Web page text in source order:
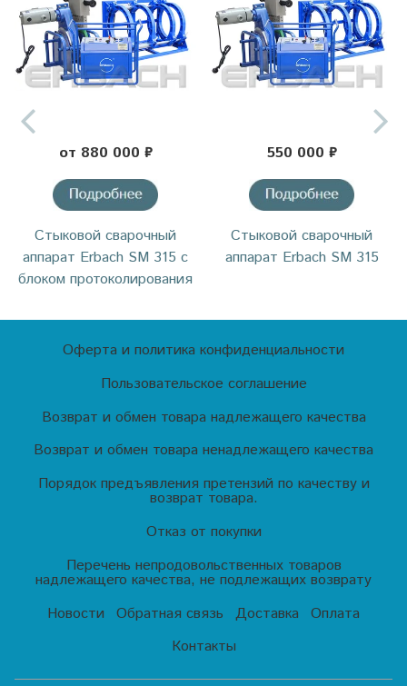
от 880 000 ₽
Стыковой сварочный
аппарат Erbach SM 315 с
блоком протоколирования
550 000 ₽
Стыковой сварочный
аппарат Erbach SM 315
Оферта и политика конфиденциальности
Пользовательское соглашение
Возврат и обмен товара надлежащего качества
Возврат и обмен товара ненадлежащего качества
Порядок предъявления претензий по качеству и
возврат товара.
Отказ от покупки
Перечень непродовольственных товаров
надлежащего качества, не подлежащих возврату
Новости
Обратная связь Доставка
Оплата
Контакты